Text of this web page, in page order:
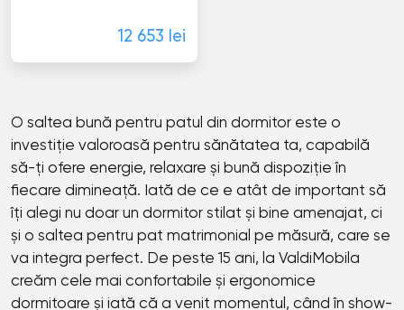
12 653 lei
O saltea bună pentru patul din dormitor este o
investiție valoroasă pentru sănătatea ta, capabilă
să-ți ofere energie, relaxare și bună dispoziție în
fiecare dimineață. Iată de ce e atât de important să
îți alegi nu doar un dormitor stilat și bine amenajat, ci
și o saltea pentru pat matrimonial pe măsură, care se
va integra perfect. De peste 15 ani, la ValdiMobila
creăm cele mai confortabile și ergonomice
dormitoare și iată că a venit momentul, când în show-